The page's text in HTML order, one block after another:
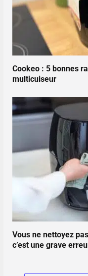
Cookeo : 5 bonnes
multicuiseur
Vous ne nettoyez
c’est une grave